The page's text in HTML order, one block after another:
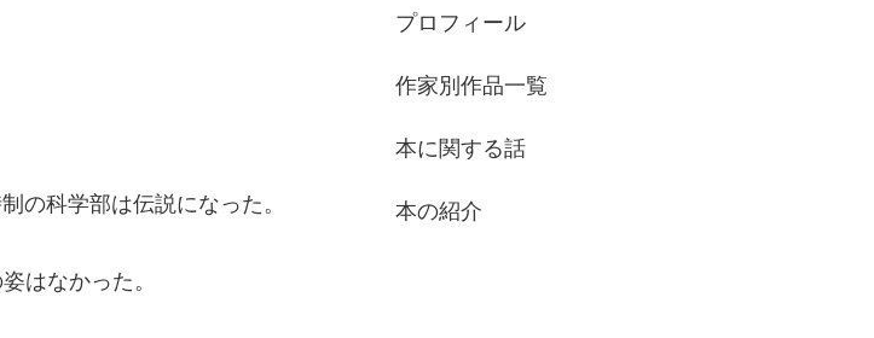
の科学部は伝説になった。
はなかった。
プロフィール
作家別作品一覧
本に関する話
本の紹介